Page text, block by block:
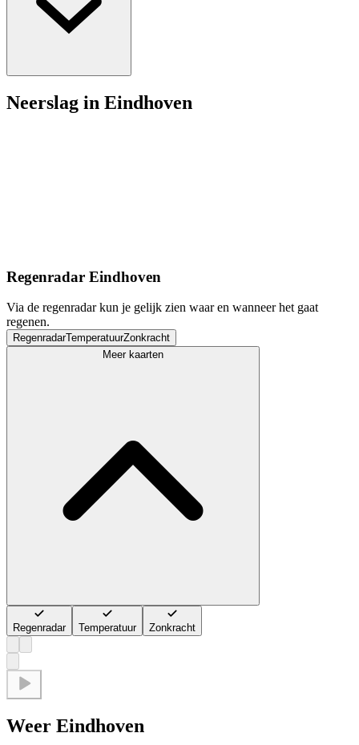
Neerslag in Eindhoven
Regenradar Eindhoven
Via de regenradar kun je gelijk zien waar en wanneer het gaat
regenen.
RegenradarTemperatuurZonkracht
Meer kaarten
Regenradar Temperatuur Zonkracht
Weer Eindhoven